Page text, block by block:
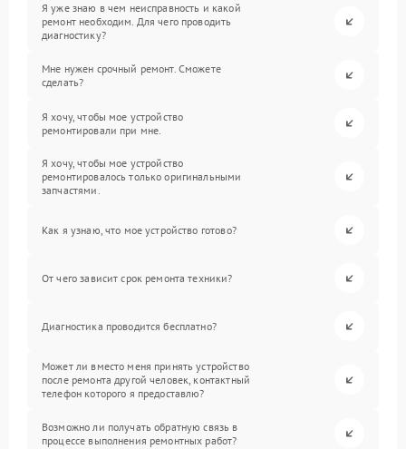
Я уже знаю в чем неисправность и какой
ремонт необходим. Для чего проводить
диагностику?
Мне нужен срочный ремонт. Сможете
сделать?
Я хочу, чтобы мое устройство
ремонтировали при мне.
Я хочу, чтобы мое устройство
ремонтировалось только оригинальными
запчастями.
Как я узнаю, что мое устройство готово?
От чего зависит срок ремонта техники?
Диагностика проводится бесплатно?
Может ли вместо меня принять устройство
после ремонта другой человек, контактный
телефон которого я предоставлю?
Возможно ли получать обратную связь в
процессе выполнения ремонтных работ?